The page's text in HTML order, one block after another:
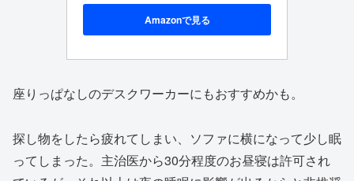
Amazonで見る
座りっぱなしのデスクワーカーにもおすすめかも。
探し物をしたら疲れてしまい、ソファに横になって少し眠
ってしまった。主治医から30分程度のお昼寝は許可され